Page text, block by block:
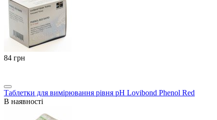
‍84‍ грн
Таблетки для вимірювання рівня pH Lovibond Phenol Red
В наявності